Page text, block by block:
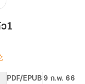
1
PDF/EPUB 9 ก.พ. 66